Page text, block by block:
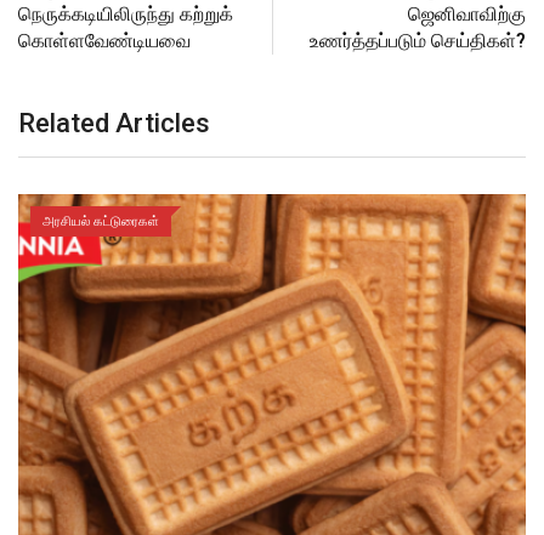
நெருக்கடியிலிருந்து கற்றுக்
கொள்ளவேண்டியவை
ஜெனிவாவிற்கு
உணர்த்தப்படும் செய்திகள்?
Related Articles
அரசியல் கட்டுரைகள்